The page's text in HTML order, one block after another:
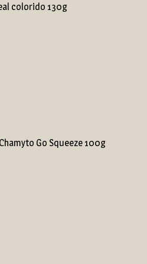
colorido 130g
Go Squeeze 100g